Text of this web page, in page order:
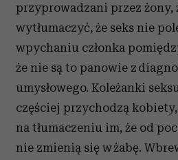
przyprowadzani przez żony,
wytłumaczyć, że seks nie
wpychaniu członka
że nie są to panowie z
umysłowego. Koleżanki
częściej przychodzą
na tłumaczeniu im, że od
nie zmienią się w żabę.